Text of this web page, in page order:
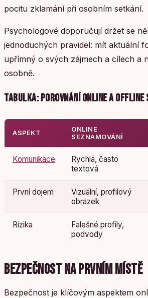
pocitu zklamání při osobním setkání.
Psychologové doporučují držet se
jednoduchých pravidel: mít aktuální
upřímný o svých zájmech a cílech a
osobně.
TABULKA: POROVNÁNÍ ONLINE A OFFLINE
ASPEKT
ONLINE
SEZNAMOVÁNÍ
Komunikace
Rychlá, často
textová
První dojem
Vizuální, profilový
obrázek
Rizika
Falešné profily,
podvody
BEZPEČNOST NA PRVNÍM MÍSTĚ
Bezpečnost je klíčovým aspektem